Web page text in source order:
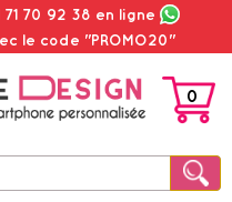
71 70 92 38 en ligne
le code "PROMO20"
PANIER
0